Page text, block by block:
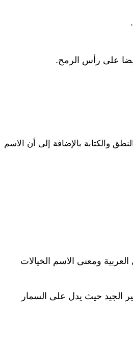
على رأس الرمح.
والكتابة بالإضافة إلى أن الاسم
ومعنى الاسم الخيالات
الجيد حيث يدل على السمار